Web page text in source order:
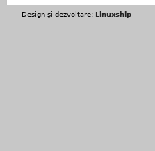
Design şi dezvoltare: Linuxship